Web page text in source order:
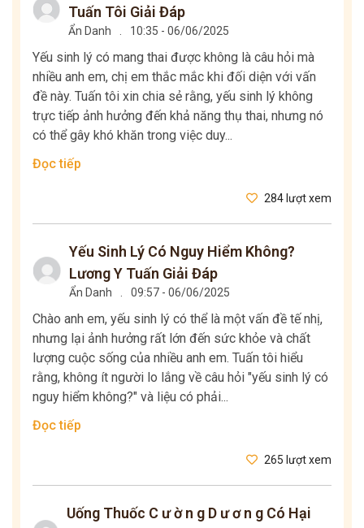
Tuấn Tôi Giải Đáp
Ẩn Danh . 10:35 - 06/06/2025
Yếu sinh lý có mang thai được không là câu hỏi mà
nhiều anh em, chị em thắc mắc khi đối diện với vấn
đề này. Tuấn tôi xin chia sẻ rằng, yếu sinh lý không
trực tiếp ảnh hưởng đến khả năng thụ thai, nhưng nó
có thể gây khó khăn trong việc duy...
Đọc tiếp
284 lượt xem
Yếu Sinh Lý Có Nguy Hiểm Không?
Lương Y Tuấn Giải Đáp
Ẩn Danh . 09:57 - 06/06/2025
Chào anh em, yếu sinh lý có thể là một vấn đề tế nhị,
nhưng lại ảnh hưởng rất lớn đến sức khỏe và chất
lượng cuộc sống của nhiều anh em. Tuấn tôi hiểu
rằng, không ít người lo lắng về câu hỏi "yếu sinh lý có
nguy hiểm không?" và liệu có phải...
Đọc tiếp
265 lượt xem
Uống Thuốc C ư ờ n g D ư ơ n g Có Hại